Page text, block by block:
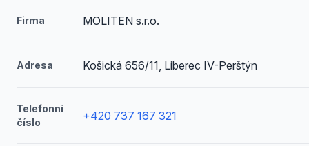
Firma MOLITEN s.r.o.
Adresa Košická 656/11, Liberec IV-Perštýn
Telefonní
číslo
+420 737 167 321